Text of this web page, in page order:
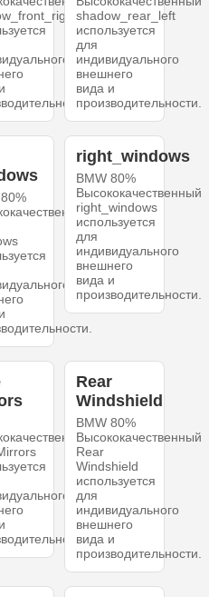
shadow_rear_left
используется
для
индивидуального
внешнего
вида и
производительности.
right_windows
BMW 80%
Высококачественный
right_windows
используется
для
индивидуального
внешнего
вида и
производительности.
Rear
Windshield
BMW 80%
Высококачественный
Rear
Windshield
используется
для
индивидуального
внешнего
вида и
производительности.